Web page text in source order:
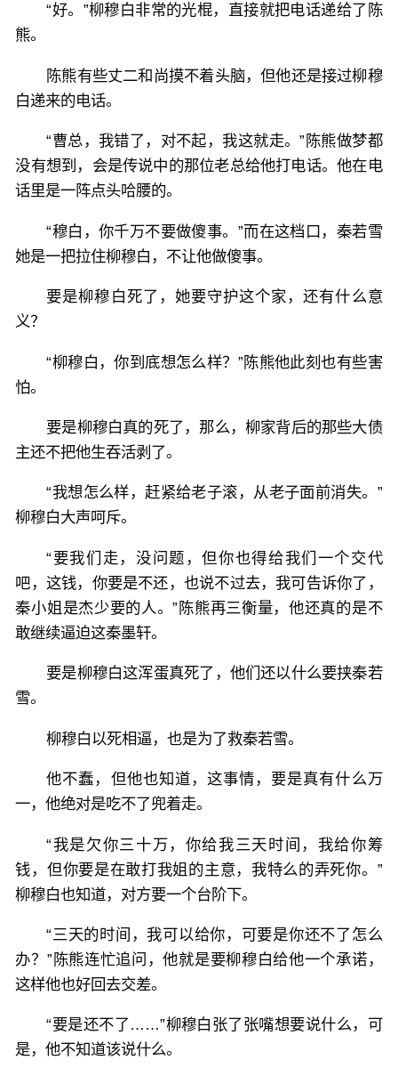
“好。”柳穆白非常的光棍，直接就把电话递给了陈
熊。
陈熊有些丈二和尚摸不着头脑，但他还是接过柳穆
白递来的电话。
“曹总，我错了，对不起，我这就走。”陈熊做梦都
没有想到，会是传说中的那位老总给他打电话。他在电
话里是一阵点头哈腰的。
“穆白，你千万不要做傻事。”而在这档口，秦若雪
她是一把拉住柳穆白，不让他做傻事。
要是柳穆白死了，她要守护这个家，还有什么意
义？
“柳穆白，你到底想怎么样？”陈熊他此刻也有些害
怕。
要是柳穆白真的死了，那么，柳家背后的那些大债
主还不把他生吞活剥了。
“我想怎么样，赶紧给老子滚，从老子面前消失。”
柳穆白大声呵斥。
“要我们走，没问题，但你也得给我们一个交代
吧，这钱，你要是不还，也说不过去，我可告诉你了，
秦小姐是杰少要的人。”陈熊再三衡量，他还真的是不
敢继续逼迫这秦墨轩。
要是柳穆白这浑蛋真死了，他们还以什么要挟秦若
雪。
柳穆白以死相逼，也是为了救秦若雪。
他不蠢，但他也知道，这事情，要是真有什么万
一，他绝对是吃不了兜着走。
“我是欠你三十万，你给我三天时间，我给你筹
钱，但你要是在敢打我姐的主意，我特么的弄死你。”
柳穆白也知道，对方要一个台阶下。
“三天的时间，我可以给你，可要是你还不了怎么
办？”陈熊连忙追问，他就是要柳穆白给他一个承诺，
这样他也好回去交差。
“要是还不了……”柳穆白张了张嘴想要说什么，可
是，他不知道该说什么。